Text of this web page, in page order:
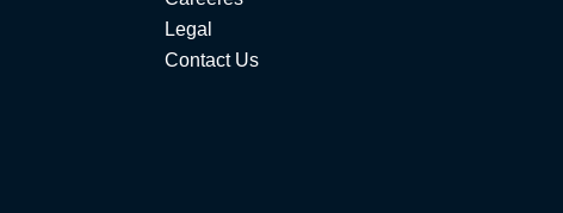
Legal
Contact Us